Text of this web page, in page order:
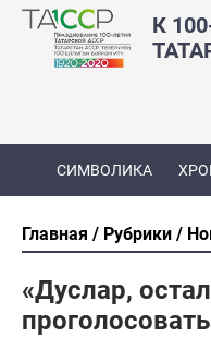
К
СИМВОЛИКА
Главная Рубрики
«Дуслар,